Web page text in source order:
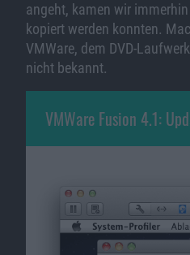
angeht, kamen wir
kopiert werden konnten.
VMWare, dem DVD-
nicht bekannt.
VMWare Fusion 4.1: